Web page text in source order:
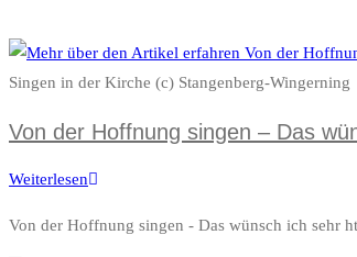
Singen in der Kirche (c) Stangenberg-Wingerning
Von der Hoffnung singen – Das
WeiterlesenVon
Hoffnung
Von der Hoffnung singen - Das wünsch ich sehr